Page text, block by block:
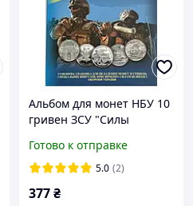
Альбом для монет НБУ 10
гривен ЗСУ "Силы
Украины" 2026 года
Готово к отправке
5.0 (2)
377₴